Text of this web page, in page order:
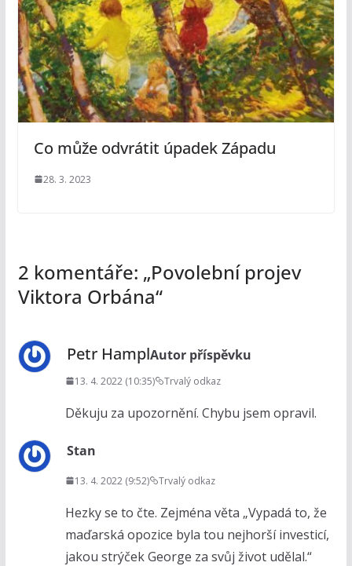
Co může odvrátit úpadek Západu
28. 3. 2023
2 komentáře: „Povolební projev
Viktora Orbána“
Petr HamplAutor příspěvku
13. 4. 2022 (10:35) Trvalý odkaz
Děkuju za upozornění. Chybu jsem opravil.
Stan
13. 4. 2022 (9:52) Trvalý odkaz
Hezky se to čte. Zejména věta „Vypadá to, že
maďarská opozice byla tou nejhorší investicí,
jakou strýček George za svůj život udělal.“